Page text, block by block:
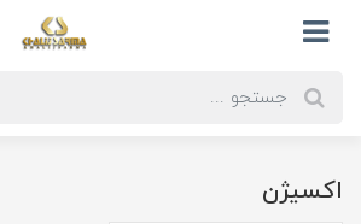
اکسیژن